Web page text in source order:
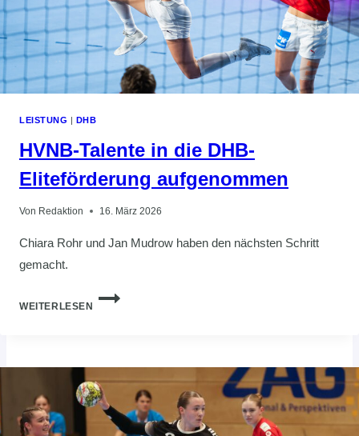
LEISTUNG DHB
HVNB-Talente in die DHB-
Eliteförderung aufgenommen
Von Redaktion 16. März 2026
Chiara Rohr und Jan Mudrow haben den nächsten Schritt
gemacht.
WEITERLESEN
HVNB-
ELITEFÖRDERUNG
AUFGENOMMEN